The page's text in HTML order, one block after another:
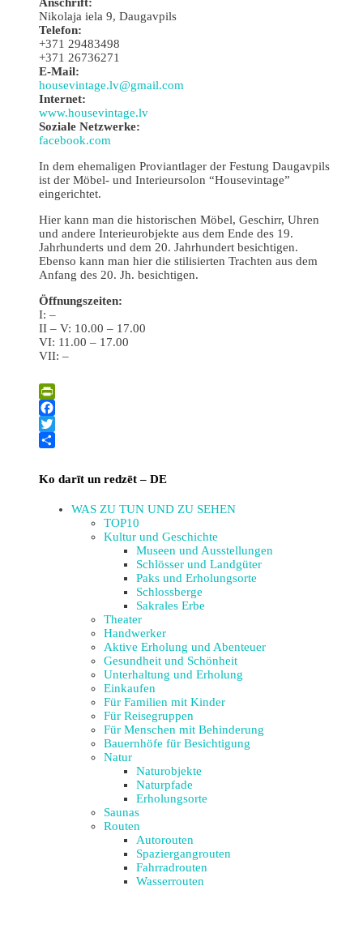
Nikolaja iela 9, Daugavpils
Telefon:
+371 29483498
+371 26736271
E-Mail:
housevintage.lv@gmail.com
Internet:
www.housevintage.lv
Soziale Netzwerke:
facebook.com
In dem ehemaligen Proviantlager der Festung Daugavpils
ist der Möbel- und Interieursolon “Housevintage”
eingerichtet.
Hier kann man die historischen Möbel, Geschirr, Uhren
und andere Interieurobjekte aus dem Ende des 19.
Jahrhunderts und dem 20. Jahrhundert besichtigen.
Ebenso kann man hier die stilisierten Trachten aus dem
Anfang des 20. Jh. besichtigen.
Öffnungszeiten:
I: –
II – V: 10.00 – 17.00
VI: 11.00 – 17.00
VII: –
PrintFriendly
Facebook
Twitter
Ko darīt un redzēt – DE
WAS ZU TUN UND ZU SEHEN
TOP10
Kultur und Geschichte
Museen und Ausstellungen
Schlösser und Landgüter
Paks und Erholungsorte
Schlossberge
Sakrales Erbe
Theater
Handwerker
Aktive Erholung und Abenteuer
Gesundheit und Schönheit
Unterhaltung und Erholung
Einkaufen
Für Familien mit Kinder
Für Reisegruppen
Für Menschen mit Behinderung
Bauernhöfe für Besichtigung
Natur
Naturobjekte
Naturpfade
Erholungsorte
Saunas
Routen
Autorouten
Spaziergangrouten
Fahrradrouten
Wasserrouten